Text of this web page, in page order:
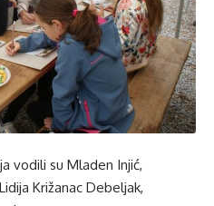
vodili su Mladen Injić,
Križanac Debeljak,